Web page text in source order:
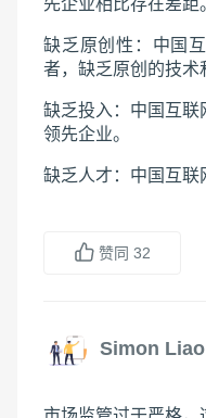
先企业相比存在差距
缺乏原创性：中国
者，缺乏原创的技术
缺乏投入：中国互联
领先企业。
缺乏人才：中国互联
赞同 32
Simon Liao